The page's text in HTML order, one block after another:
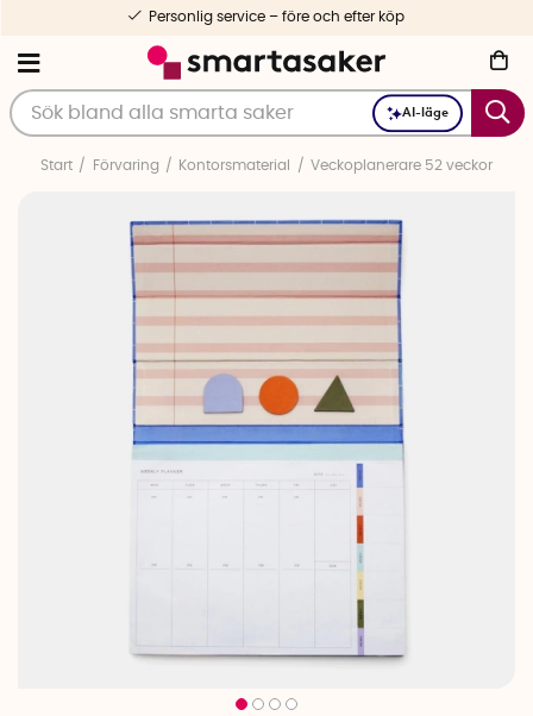
AI-läge
Personlig service – före och efter köp
Start Förvaring Kontorsmaterial Veckoplanerare 52 veckor